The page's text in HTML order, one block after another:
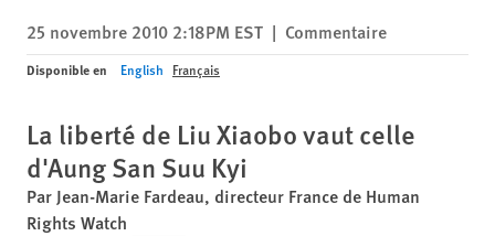
25 novembre 2010 2:18PM EST | Commentaire
Disponible en English Français
La liberté de Liu Xiaobo vaut celle
d'Aung San Suu Kyi
Par Jean-Marie Fardeau, directeur France de Human
Rights Watch